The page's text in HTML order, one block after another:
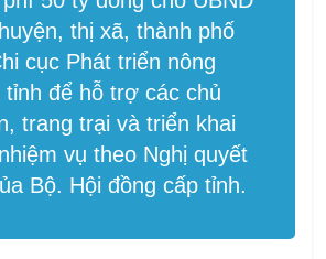
thị xã, thành phố
cục Phát triển nông
tỉnh để hỗ trợ các chủ
trang trại và triển khai
vụ theo Nghị quyết
Bộ. Hội đồng cấp tỉnh.